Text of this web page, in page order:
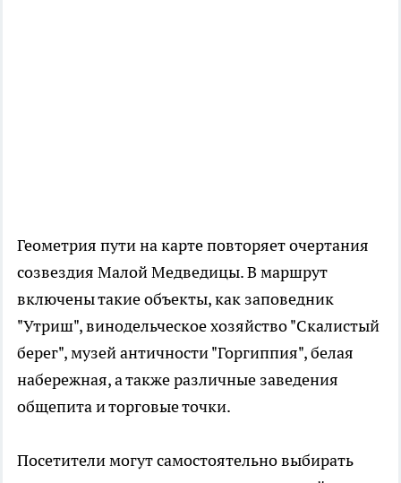
Геометрия пути на карте повторяет очертания
созвездия Малой Медведицы. В маршрут
включены такие объекты, как заповедник
"Утриш", винодельческое хозяйство "Скалистый
берег", музей античности "Горгиппия", белая
набережная, а также различные заведения
общепита и торговые точки.
Посетители могут самостоятельно выбирать